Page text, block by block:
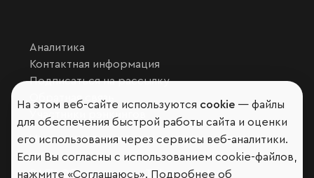
Аналитика
Контактная информация
Подписаться на рассылку
Обратная связь
Участники рэнкингов
Мы в социальных сетях и мессенджерах
VK
RAEX Образование –Telegram,Max
На этом веб-сайте используются cookie — файлы
для обеспечения быстрой работы сайта и оценки
его использования через сервисы веб-аналитики.
Если Вы согласны с использованием cookie-файлов,
нажмите «Соглашаюсь». Подробнее об